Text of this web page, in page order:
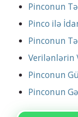
Pinconun
Pinco ilə
Pinconun
Verilənlərin
Pinconun
Pinconun